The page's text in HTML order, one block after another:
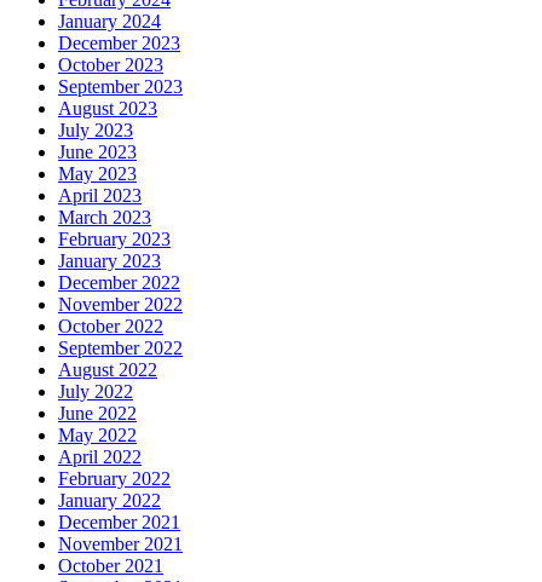
January 2024
December 2023
October 2023
September 2023
August 2023
July 2023
June 2023
May 2023
April 2023
March 2023
February 2023
January 2023
December 2022
November 2022
October 2022
September 2022
August 2022
July 2022
June 2022
May 2022
April 2022
February 2022
January 2022
December 2021
November 2021
October 2021